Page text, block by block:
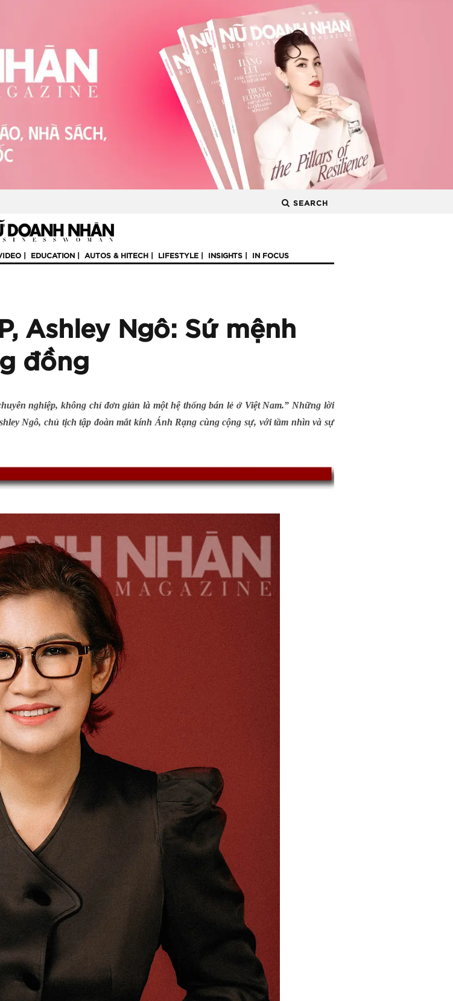
SEARCH
EDUCATION AUTOS & HITECH LIFESTYLE INSIGHTS IN FOCUS
Ashley Ngô: Sứ mệnh
đồng
nghiệp, không chỉ đơn giản là một hệ thống bán lẻ ở Việt Nam.” Những lời
Ngô, chủ tịch tập đoàn mắt kính Ánh Rạng cùng cộng sự, với tầm nhìn và sự